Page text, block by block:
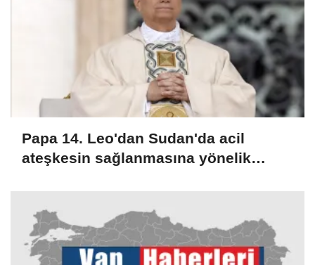
Papa 14. Leo'dan Sudan'da acil
ateşkesin sağlanmasına yönelik